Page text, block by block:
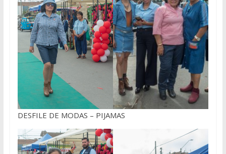
DESFILE DE MODAS – PIJAMAS